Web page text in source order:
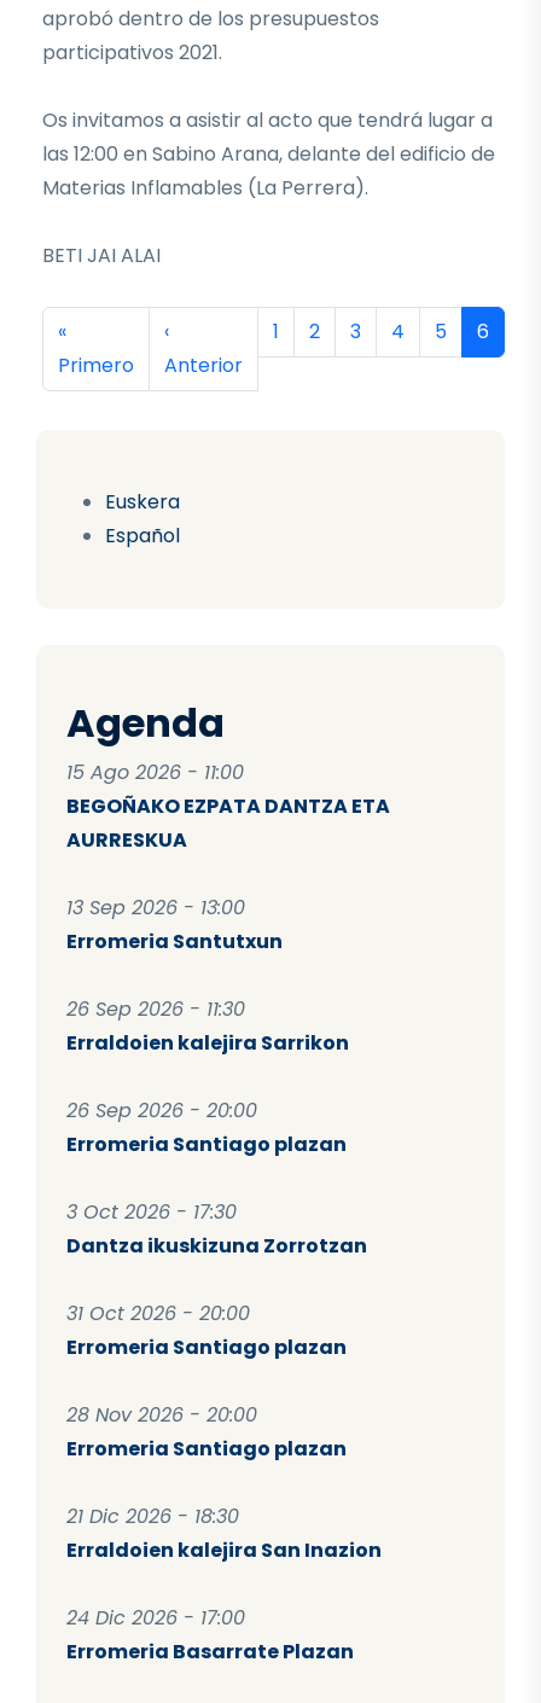
Euskera
Español
Agenda
15 Ago 2026 - 11:00
BEGOÑAKO EZPATA DANTZA ETA
AURRESKUA
13 Sep 2026 - 13:00
Erromeria Santutxun
26 Sep 2026 - 11:30
Erraldoien kalejira Sarrikon
26 Sep 2026 - 20:00
Erromeria Santiago plazan
3 Oct 2026 - 17:30
Dantza ikuskizuna Zorrotzan
31 Oct 2026 - 20:00
Erromeria Santiago plazan
28 Nov 2026 - 20:00
Erromeria Santiago plazan
21 Dic 2026 - 18:30
Erraldoien kalejira San Inazion
24 Dic 2026 - 17:00
Erromeria Basarrate Plazan
aprobó dentro de los presupuestos
participativos 2021.
Os invitamos a asistir al acto que tendrá lugar a
las 12:00 en Sabino Arana, delante del edificio de
Materias Inflamables (La Perrera).
BETI JAI ALAI
Paginación
Primera página
«
Primero
Página anterior
‹
Anterior
Página
1 Página
2 Página
3 Página
4 Página
5 6